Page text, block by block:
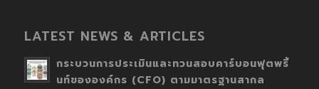
LATEST NEWS & ARTICLES
กระบวนการประเมินและทวนสอบคาร์บอนฟุตพริ้
นท์ขององค์กร (CFO) ตามมาตรฐานสากล